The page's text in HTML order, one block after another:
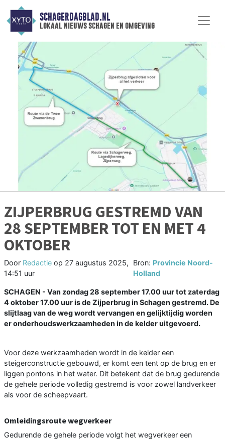
SCHAGERDAGBLAD.NL
lokaal nieuws schagen en omgeving
ZIJPERBRUG GESTREMD VAN
28 SEPTEMBER TOT EN MET 4
OKTOBER
Door Redactie op 27 augustus 2025,
14:51 uur
Bron: Provincie Noord-
Holland
SCHAGEN - Van zondag 28 september 17.00 uur tot zaterdag
4 oktober 17.00 uur is de Zijperbrug in Schagen gestremd. De
slijtlaag van de weg wordt vervangen en gelijktijdig worden
er onderhoudswerkzaamheden in de kelder uitgevoerd.
Voor deze werkzaamheden wordt in de kelder een
steigerconstructie gebouwd, er komt een tent op de brug en er
liggen pontons in het water. Dit betekent dat de brug gedurende
de gehele periode volledig gestremd is voor zowel landverkeer
als voor de scheepvaart.
Omleidingsroute wegverkeer
Gedurende de gehele periode volgt het wegverkeer een